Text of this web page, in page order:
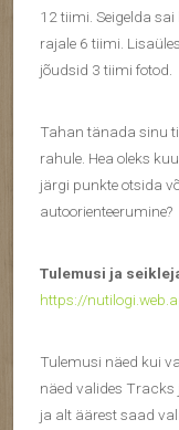
12 tiimi. Seigelda
rajale 6 tiimi.
jõudsid 3 tiimi fotod.
Tahan tänada sinu
rahule. Hea oleks
järgi punkte otsida
autoorienteerumine?
Tulemusi ja
https://
Tulemusi näed kui
näed valides Tracks
ja alt äärest saad